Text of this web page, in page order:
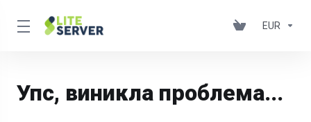
EUR
Упс, виникла проблема...